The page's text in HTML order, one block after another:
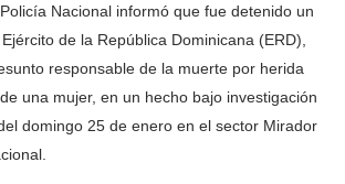
Nacional informó que fue detenido un
de la República Dominicana (ERD),
responsable de la muerte por herida
una mujer, en un hecho bajo investigación
domingo 25 de enero en el sector Mirador